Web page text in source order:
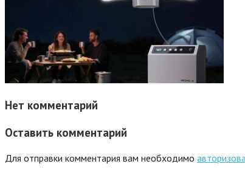
Нет комментарий
Оставить комментарий
Для отправки комментария вам необходимо